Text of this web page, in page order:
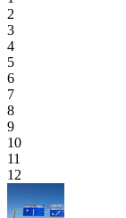
2
3
4
5
6
7
8
9
10
11
12